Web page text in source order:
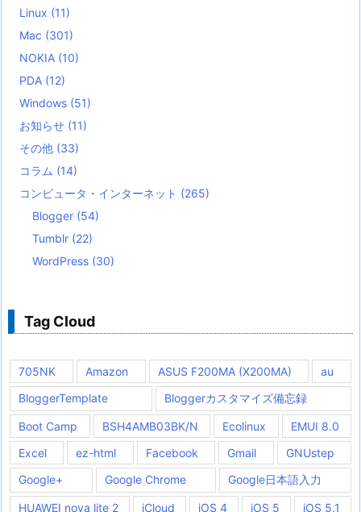
Linux (11)
Mac (301)
NOKIA (10)
PDA (12)
Windows (51)
お知らせ (11)
その他 (33)
コラム (14)
コンピュータ・インターネット (265)
Blogger (54)
Tumblr (22)
WordPress (30)
Tag Cloud
705NK Amazon ASUS F200MA (X200MA)
au
BloggerTemplate
Bloggerカスタマイズ備忘録
Boot Camp BSH4AMB03BK/N Ecolinux
EMUI 8.0
Excel
ez-html Facebook Gmail
GNUstep
Google+
Google Chrome Google日本語入力
HUAWEI nova lite 2 iCloud iOS 4 iOS 5
iOS 5.1